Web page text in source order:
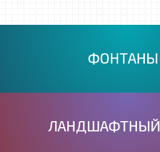
ФОНТАНЫ
ЛАНДШАФТНЫЙ